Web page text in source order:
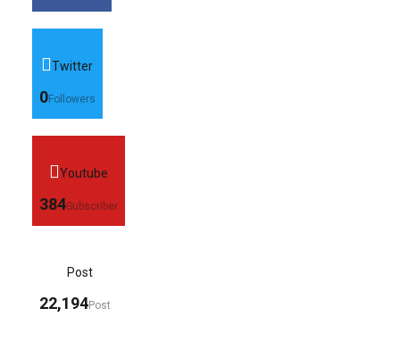
Twitter
0Followers
Youtube
384Subscriber
Post
22,194Post